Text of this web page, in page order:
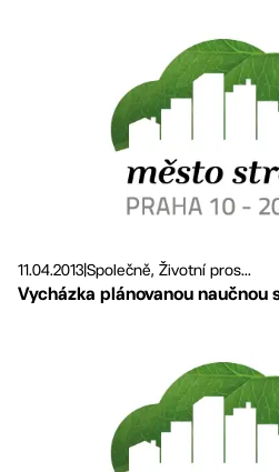
11.04.2013Společně, Životní pros...
Vycházka plánovanou naučnou